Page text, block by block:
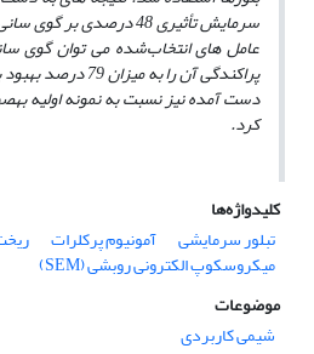
سرمایش تأثیری 48 درصدی بر گوی ­سانی
عامل­ های انتخاب‌شده می ­توان گوی
پراکندگی آن را به میزان 79
دست آمده نیز نسبت به نمونه اولیه
کرد.
کلیدواژه‌ها
تبلور سرمایشی
آمونیوم پرکلرات
میکروسکوپ الکترونی روبشی (SEM)
موضوعات
شیمی کاربردی